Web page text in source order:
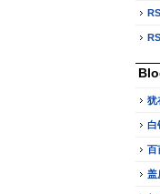
犹
白
百
盖